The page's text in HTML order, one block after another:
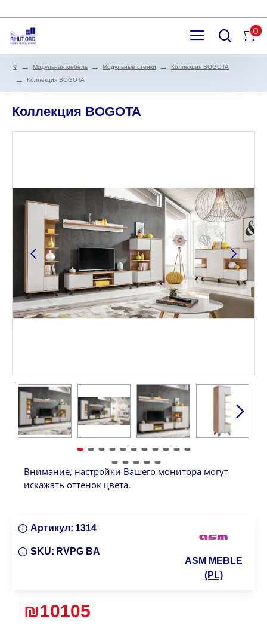
0
Модульная мебель Модульные стенки
Коллекция BOGOTA
Коллекция BOGOTA
Коллекция BOGOTA
Внимание, настройки Вашего монитора могут
искажать оттенок цвета.
₪10105
Артикул: 1314
SKU: RVPG BA
ASM MEBLE
(PL)